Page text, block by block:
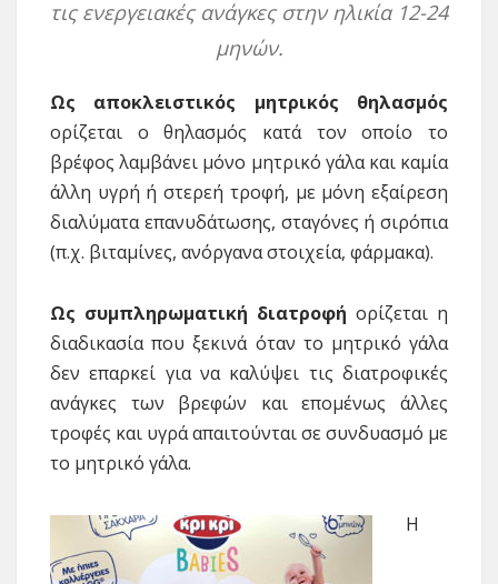
τις ενεργειακές ανάγκες στην ηλικία 12-24
μηνών.
Ως αποκλειστικός μητρικός θηλασμός
ορίζεται ο θηλασμός κατά τον οποίο το
βρέφος λαμβάνει μόνο μητρικό γάλα και καμία
άλλη υγρή ή στερεή τροφή, με μόνη εξαίρεση
διαλύματα επανυδάτωσης, σταγόνες ή σιρόπια
(π.χ. βιταμίνες, ανόργανα στοιχεία, φάρμακα).
Ως συμπληρωματική διατροφή ορίζεται η
διαδικασία που ξεκινά όταν το μητρικό γάλα
δεν επαρκεί για να καλύψει τις διατροφικές
ανάγκες των βρεφών και επομένως άλλες
τροφές και υγρά απαιτούνται σε συνδυασμό με
το μητρικό γάλα.
Η